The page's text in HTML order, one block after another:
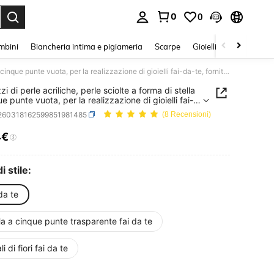
0 0
Biancheria intima e pigiameria Scarpe Gioielli E Accessori
20 pezzi di perle acriliche, perle sciolte a forma di stella a cinque punte vuota, per la realizzazione di gioielli fai-da-te, forniture per artigianato
di perle acriliche, perle sciolte a forma di stella
punte vuota, per la realizzazione di gioielli fai-
per artigianato
(8 Recensioni)
AND AVAILABILITY
stile:
te
a cinque punte trasparente fai da te
di fiori fai da te